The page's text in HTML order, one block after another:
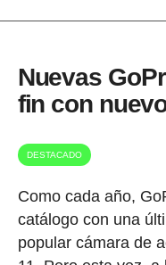
Nuevas
fin con
DESTACADO
Como cada año,
catálogo con una
popular cámara de